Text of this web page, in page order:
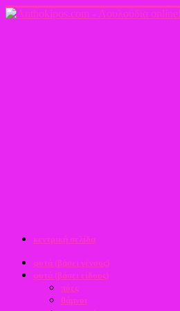
κεντρική σελίδα
φυτά (βάσει γένους)
φυτά (βάσει είδους)
πόες
θάμνοι